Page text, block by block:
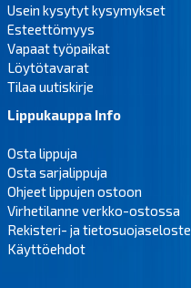
Usein kysytyt kysymykset
Esteettömyys
Vapaat työpaikat
Löytötavarat
Tilaa uutiskirje
Lippukauppa Info
Osta lippuja
Osta sarjalippuja
Ohjeet lippujen ostoon
Virhetilanne verkko-ostossa
Rekisteri- ja tietosuojaseloste
Käyttöehdot